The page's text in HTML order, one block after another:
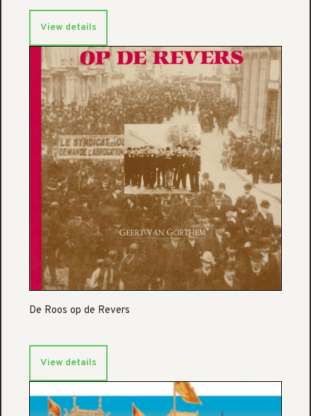
View details
De Roos op de Revers
View details